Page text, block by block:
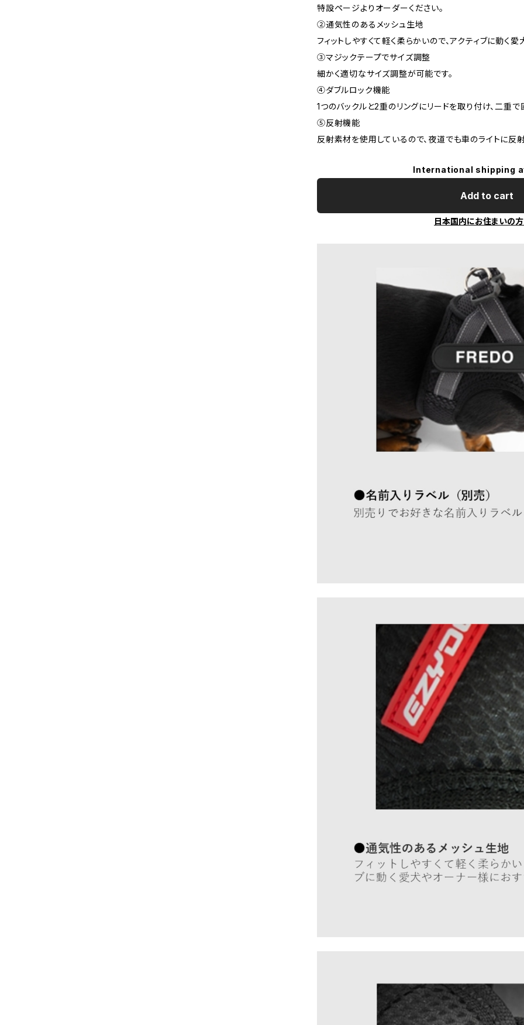
特設ページよりオーダーください。
②通気性のあるメッシュ生地
フィットしやすくて軽く柔らかいので、アクティブに動く
③マジックテープでサイズ調整
細かく適切なサイズ調整が可能です。
④ダブルロック機能
1つのバックルと2重のリングにリードを取り付け、二重で
⑤反射機能
反射素材を使用しているので、夜道でも車のライトに反射
International shipping
Add to cart
日本国内にお住まいの